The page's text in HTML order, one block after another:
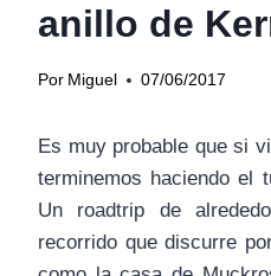
anillo de
Por Miguel 07/06/2017
Es muy probable que si
terminemos haciendo el
Un roadtrip de
recorrido que discurre